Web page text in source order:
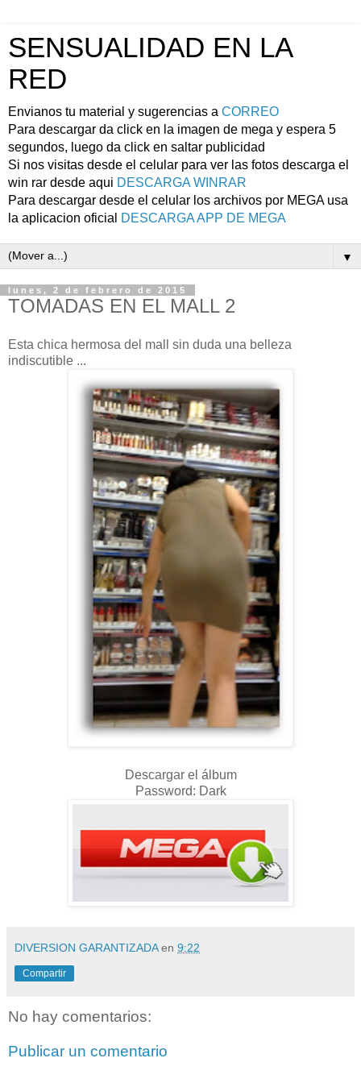
SENSUALIDAD EN LA
RED
Envianos tu material y sugerencias a CORREO
Para descargar da click en la imagen de mega y espera 5
segundos, luego da click en saltar publicidad
Si nos visitas desde el celular para ver las fotos descarga el
win rar desde aqui DESCARGA WINRAR
Para descargar desde el celular los archivos por MEGA usa
la aplicacion oficial
DESCARGA APP DE MEGA
▼
lunes, 2 de febrero de 2015
TOMADAS EN EL MALL 2
Esta chica hermosa del mall sin duda una belleza
indiscutible ...
Descargar el álbum
Password: Dark
DIVERSION GARANTIZADA en 9:22
Compartir
No hay comentarios:
Publicar un comentario